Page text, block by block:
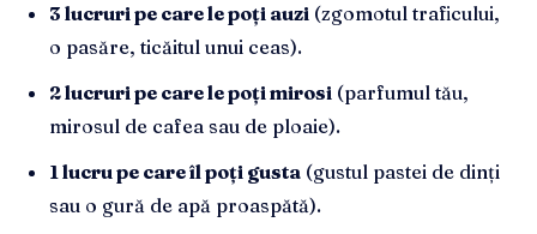
3 lucruri pe care le poți auzi (zgomotul traficului,
o pasăre, ticăitul unui ceas).
2 lucruri pe care le poți mirosi (parfumul tău,
mirosul de cafea sau de ploaie).
1 lucru pe care îl poți gusta (gustul pastei de dinți
sau o gură de apă proaspătă).